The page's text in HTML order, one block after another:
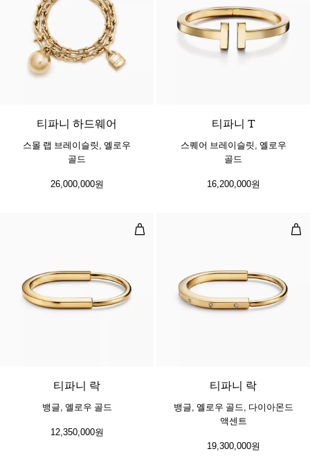
티파니 하드웨어
스몰 랩 브레이슬릿, 옐로우
골드
26,000,000원
티파니 T
스퀘어 브레이슬릿, 옐로우
골드
16,200,000원
뱅글, 옐로우 골드
티파니 락
뱅글, 옐로우 골드
12,350,000원
뱅
티파니 락
뱅글, 옐로우 골드, 다이아몬드
액센트
19,300,000원